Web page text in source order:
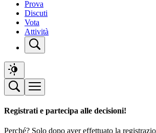
Prova
Discuti
Vota
Attività
Registrati e partecipa alle decisioni!
Perché? Solo dopo aver effettuato la